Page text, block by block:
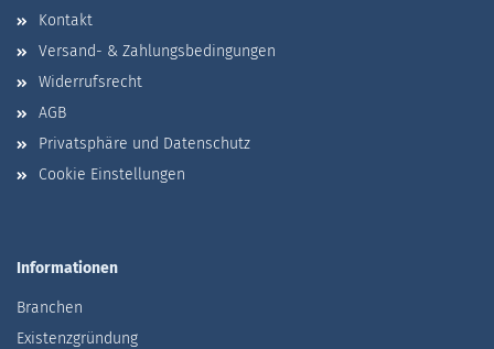
Kontakt
Versand- & Zahlungsbedingungen
Widerrufsrecht
AGB
Privatsphäre und Datenschutz
Cookie Einstellungen
Informationen
Branchen
Existenzgründung